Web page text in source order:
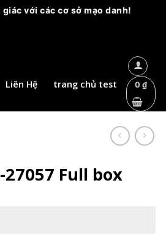
mạo danh!
Liên Hệ trang chủ test 0₫
Full box